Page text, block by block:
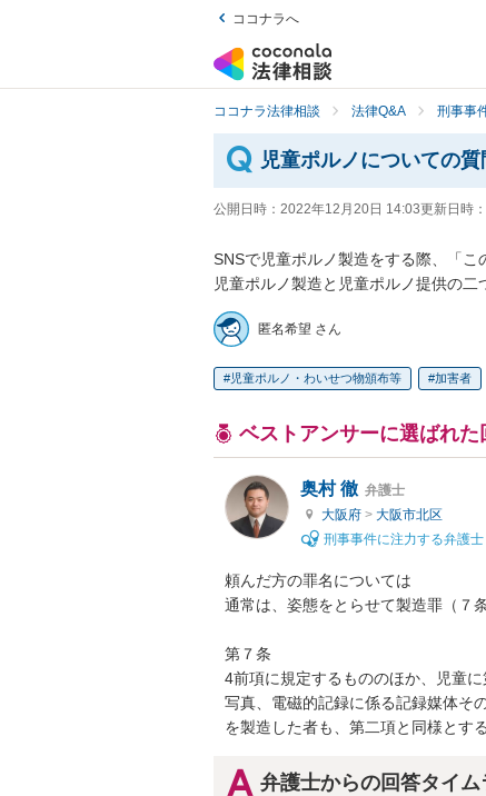
ココナラへ
ココナラ法律相談 法律Q&A 刑事事
児童ポルノについての質
公開日時： 2022年12月20日 14:03更新日時：
SNSで児童ポルノ製造をする際、「こ
児童ポルノ製造と児童ポルノ提供の二
匿名希望 さん
児童ポルノ・わいせつ物頒布等 加害者
ベストアンサーに選ばれた
奥村 徹 弁護士
大阪府 > 大阪市北区
刑事事件に注力する弁護士
頼んだ方の罪名については
通常は、姿態をとらせて製造罪（７
第７条
4前項に規定するもののほか、児童
写真、電磁的記録に係る記録媒体そ
を製造した者も、第二項と同様とする
弁護士からの回答タイム